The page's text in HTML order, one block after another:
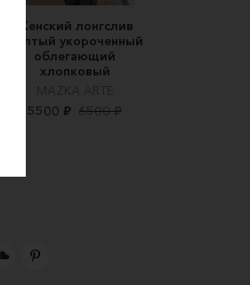
Женский лонгслив
желтый укороченный
облегающий
хлопковый
MAZKA ARTE
5500 ₽ 6500 ₽